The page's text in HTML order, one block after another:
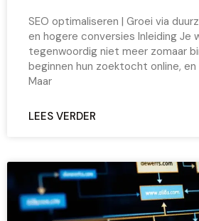
SEO optimaliseren | Groei via
en hogere conversies Inleiding Je
tegenwoordig niet meer zomaar
beginnen hun zoektocht online, en
Maar
LEES VERDER